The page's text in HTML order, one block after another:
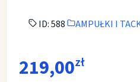
ID: 588 AMPUŁKI I
219,00zł